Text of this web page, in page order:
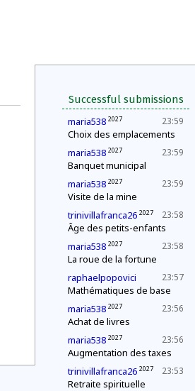
Successful submissions
23:59
maria538 2027
Choix des emplacements
23:59
maria538 2027
Banquet municipal
23:59
maria538 2027
Visite de la mine
23:58
trinivillafranca26 2027
Âge des petits-enfants
23:58
maria538 2027
La roue de la fortune
23:57
raphaelpopovici
Mathématiques de base
23:56
maria538 2027
Achat de livres
23:56
maria538 2027
Augmentation des taxes
23:53
trinivillafranca26 2027
Retraite spirituelle